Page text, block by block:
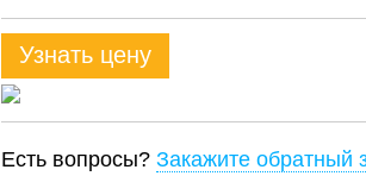
Узнать цену
Есть вопросы? Закажите обратный